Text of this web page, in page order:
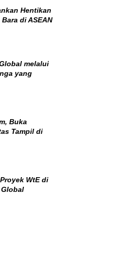
Hentikan
di ASEAN
melalui
yang
Buka
Tampil di
WtE di